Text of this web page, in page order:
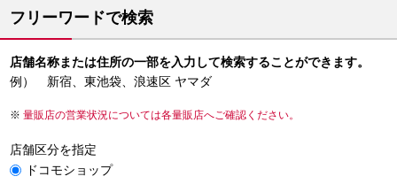
フリーワードで検索
店舗名称または住所の一部を入力して検索することができます。
例） 新宿、東池袋、浪速区 ヤマダ
量販店の営業状況については各量販店へご確認ください。
店舗区分を指定
ドコモショップ